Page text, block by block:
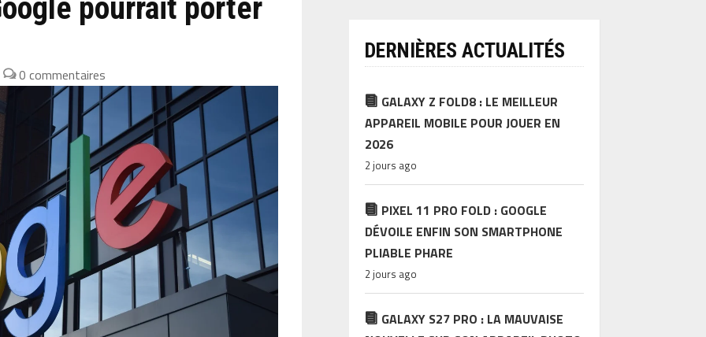
pourrait porter
0 commentaires
DERNIÈRES ACTUALITÉS
GALAXY Z FOLD8 : LE MEILLEUR
APPAREIL MOBILE POUR JOUER EN
2026
2 jours ago
PIXEL 11 PRO FOLD : GOOGLE
DÉVOILE ENFIN SON SMARTPHONE
PLIABLE PHARE
2 jours ago
GALAXY S27 PRO : LA MAUVAISE